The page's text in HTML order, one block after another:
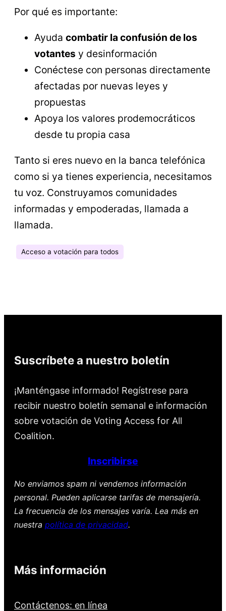
Por qué es importante:
Ayuda combatir la confusión de los
votantes y desinformación
Conéctese con personas directamente
afectadas por nuevas leyes y
propuestas
Apoya los valores prodemocráticos
desde tu propia casa
Tanto si eres nuevo en la banca telefónica
como si ya tienes experiencia, necesitamos
tu voz. Construyamos comunidades
informadas y empoderadas, llamada a
llamada.
Acceso a votación para todos
Suscríbete a nuestro boletín
¡Manténgase informado! Regístrese para
recibir nuestro boletín semanal e información
sobre votación de Voting Access for All
Coalition.
Inscribirse
No enviamos spam ni vendemos información
personal. Pueden aplicarse tarifas de mensajería.
La frecuencia de los mensajes varía. Lea más en
nuestra política de privacidad.
Más información
Contáctenos: en línea